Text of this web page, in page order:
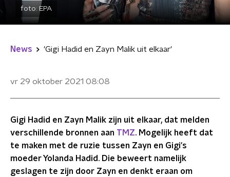
foto: EPA
News 'Gigi Hadid en Zayn Malik uit elkaar'
vr 29 oktober 2021 08:08
Gigi Hadid en Zayn Malik zijn uit elkaar, dat melden
verschillende bronnen aan TMZ. Mogelijk heeft dat
te maken met de ruzie tussen Zayn en Gigi's
moeder Yolanda Hadid. Die beweert namelijk
geslagen te zijn door Zayn en denkt eraan om